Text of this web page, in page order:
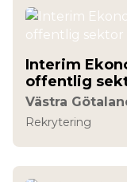
Interim
offentlig
Västra
Rekrytering